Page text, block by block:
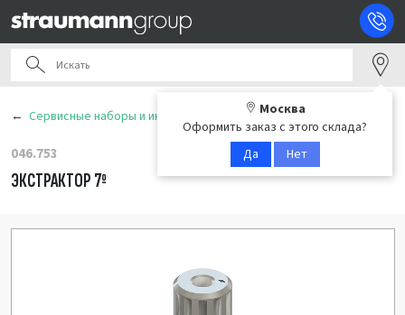
Москва
Оформить заказ с этого склада?
Да
Нет
Сервисные наборы и инструменты
046.753
ЭКСТРАКТОР 7º